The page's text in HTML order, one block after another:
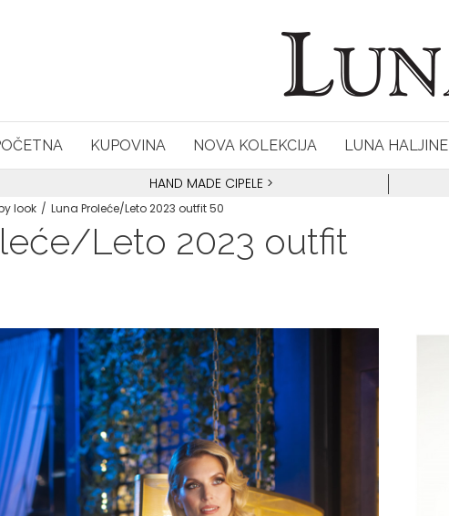
KUPOVINA NOVA KOLEKCIJA LUNA HALJINE
HAND MADE CIPELE >
look Luna Proleće/Leto 2023 outfit 50
Leto 2023 outfit